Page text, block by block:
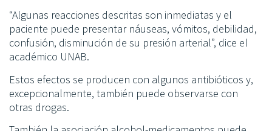
“Algunas reacciones descritas son inmediatas y el
paciente puede presentar náuseas, vómitos, debilidad,
confusión, disminución de su presión arterial”, dice el
académico UNAB.
Estos efectos se producen con algunos antibióticos y,
excepcionalmente, también puede observarse con
otras drogas.